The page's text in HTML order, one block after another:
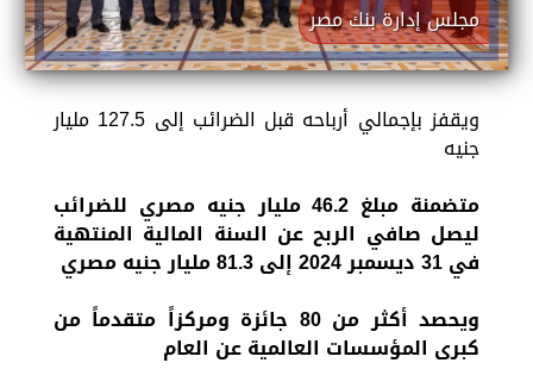
مجلس إدارة بنك مصر
ويقفز بإجمالي أرباحه قبل الضرائب إلى 127.5 مليار
جنيه
متضمنة مبلغ 46.2 مليار جنيه مصري للضرائب
ليصل صافي الربح عن السنة المالية المنتهية
في 31 ديسمبر 2024 إلى 81.3 مليار جنيه مصري
ويحصد أكثر من 80 جائزة ومركزاً متقدماً من
كبرى المؤسسات العالمية عن العام